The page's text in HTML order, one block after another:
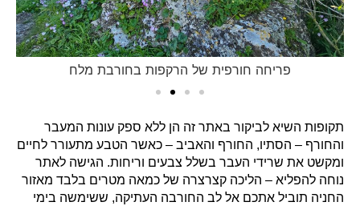
חורבת מלח במראה החורפי עטוף הירוק
תקופות השיא לביקור באתר זה הן ללא ספק עונות המעבר
והחורף – הסתיו, החורף והאביב – כאשר הטבע מתעורר לחיים
ומקשט את שרידי העבר בשלל צבעים וריחות. הגישה לאתר
נוחה להפליא – הליכה קצרצרה של כמאה מטרים בלבד מאזור
החניה תוביל אתכם אל לב החורבה העתיקה, ששימשה בימי